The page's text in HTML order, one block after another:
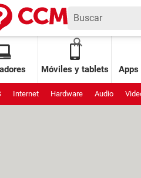
Móviles y tablets Apps
Internet Hardware Audio